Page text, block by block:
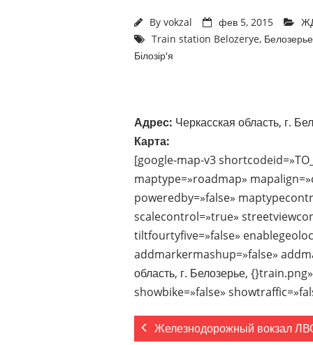
By vokzal фев 5, 2015
Train station Belozerye, Белозерье
Білозір'я
Адрес: Черкасская область, г.
Карта:
[google-map-v3
maptype=»roadmap»
poweredby=»false»
scalecontrol=»true»
tiltfourtyfive=»false»
addmarkermashup=»false»
область, г. Белозерье,
showbike=»false»
Железнодорожный вокзал